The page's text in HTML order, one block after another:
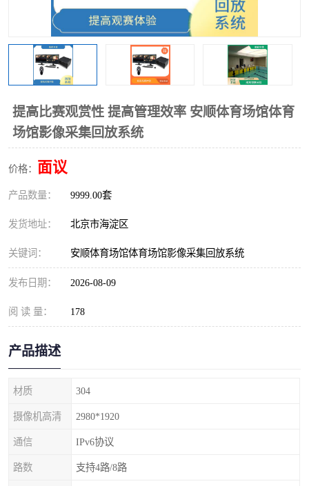
提高比赛观赏性 提高管理效率 安顺体育场馆体育
场馆影像采集回放系统
价格： 面议
产品数量： 9999.00套
发货地址： 北京市海淀区
关键词： 安顺体育场馆体育场馆影像采集回放系统
发布日期： 2026-08-09
阅 读 量： 178
产品描述
材质 304
摄像机高清 2980*1920
通信 IPv6协议
路数 支持4路/8路